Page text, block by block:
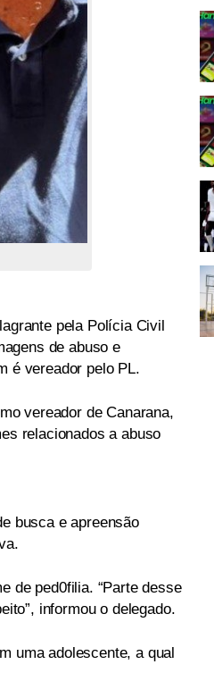
pela Polícia Civil
de abuso e
é vereador pelo PL.
vereador de Canarana,
relacionados a abuso
busca e apreensão
de ped0filia. “Parte desse
informou o delegado.
uma adolescente, a qual